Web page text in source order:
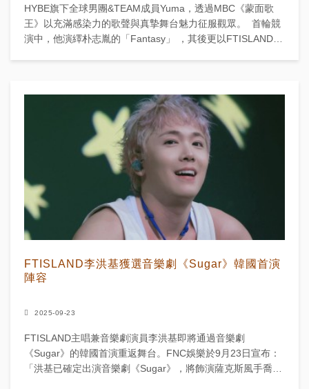
HYBE旗下全球男團&TEAM成員Yuma，透過MBC《蒙面歌
王》以充滿感染力的歌聲與真摯舞台魅力征服觀眾。 首輪競
演中，他演繹朴志胤的「Fantasy」 ，其後更以FTISLAND的
FTISLAND李洪基獲選音樂劇《Sugar》韓國首演
陣容
2025-09-23
FTISLAND主唱兼音樂劇演員李洪基即將通過音樂劇
《Sugar》的韓國首演重返舞台。FNC娛樂於9月23日宣布：
「洪基已確定出演音樂劇《Sugar》，將飾演薩克斯風手喬一